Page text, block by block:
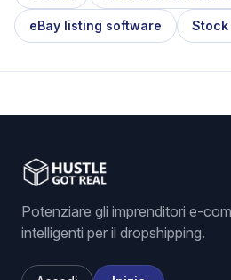
eBay listing software Stock
Potenziare gli imprenditori e-
intelligenti per il dropshipping.